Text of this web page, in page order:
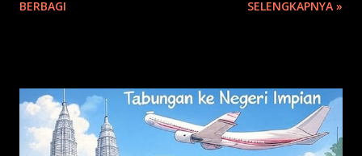
dengan uang. Cukup bayar dengan doa terbaik saja.
kedua berdurasi 4-5 jam. Berikutnya via online maksimal 4
jam. Tapi tetap bisa diskusi di grup wa. Silahkan daftar
dengan isi form di bawah. Tapi sebelumnya, aku mau cerita
BERBAGI SELENGKAPNYA »